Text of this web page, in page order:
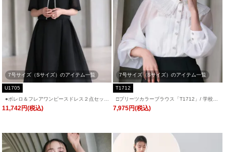
7号サイズ（Sサイズ）のアイテム一覧
U1705
●ボレロ＆フレアワンピースドレス２点セット
「U1705」/ 結婚式・披露宴・二次会などお
11,742円(税込)
7号サイズ（Sサイズ）のアイテム一覧
T1712
□プリーツカラーブラウス「T1712」/ 学校行
事・通勤・ビジネス・オフィスシーン対応
7,975円(税込)